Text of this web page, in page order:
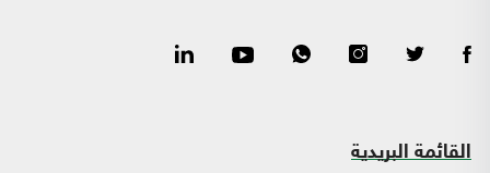
القائمة البريدية